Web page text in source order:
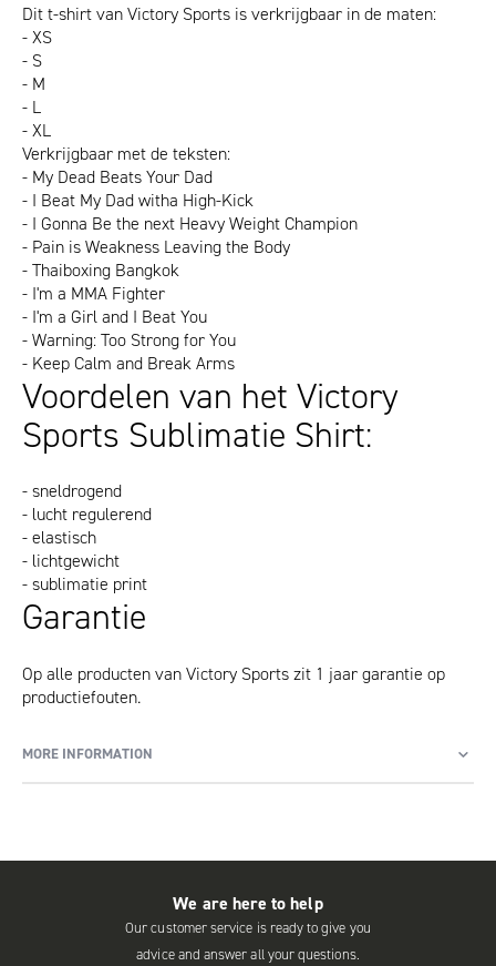
Dit t-shirt van Victory Sports is verkrijgbaar in de maten:
- XS
- S
- M
- L
- XL
Verkrijgbaar met de teksten:
- My Dead Beats Your Dad
- I Beat My Dad witha High-Kick
- I Gonna Be the next Heavy Weight Champion
- Pain is Weakness Leaving the Body
- Thaiboxing Bangkok
- I'm a MMA Fighter
- I'm a Girl and I Beat You
- Warning: Too Strong for You
- Keep Calm and Break Arms
Voordelen van het Victory
Sports Sublimatie Shirt:
- sneldrogend
- lucht regulerend
- elastisch
- lichtgewicht
- sublimatie print
Garantie
Op alle producten van Victory Sports zit 1 jaar garantie op
productiefouten.
MORE INFORMATION
We are here to help
Our customer service is ready to give you
advice and answer all your questions.